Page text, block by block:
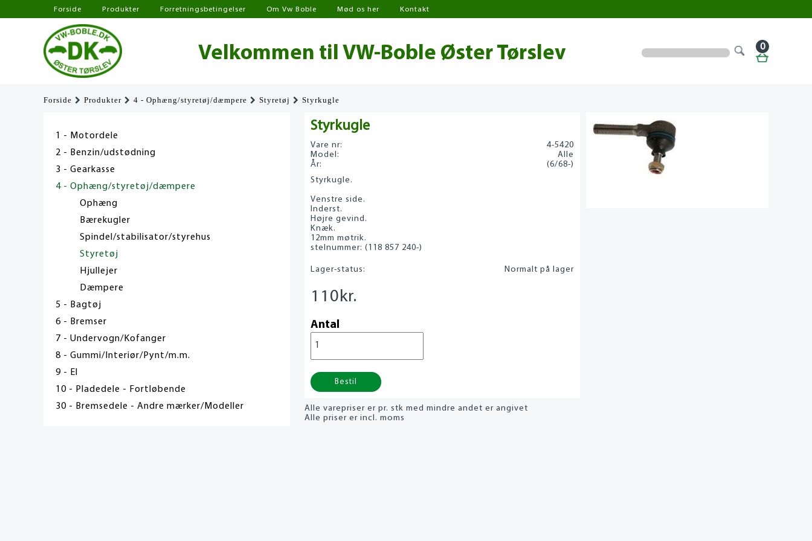
Forside Produkter Forretningsbetingelser Om Vw Boble Mød os her Kontakt
Velkommen til VW-Boble Øster Tørslev 0
Forside Produkter 4 - Ophæng/styretøj/dæmpere Styretøj Styrkugle
1 - Motordele
2 - Benzin/udstødning
3 - Gearkasse
4 - Ophæng/styretøj/dæmpere
Ophæng
Bærekugler
Spindel/stabilisator/styrehus
Styretøj
Hjullejer
Dæmpere
5 - Bagtøj
6 - Bremser
7 - Undervogn/Kofanger
8 - Gummi/Interiør/Pynt/m.m.
9 - El
10 - Pladedele - Fortløbende
30 - Bremsedele - Andre mærker/Modeller
Styrkugle
Vare nr:
4-5420
Model:
Alle
År:
(6/68-)
Styrkugle.
Venstre side.
Inderst.
Højre gevind.
Knæk.
12mm møtrik.
stelnummer: (118 857 240-)
Lager-status: Normalt på lager
110 kr.
Antal
Bestil
Alle varepriser er pr. stk med mindre andet er angivet
Alle priser er incl. moms